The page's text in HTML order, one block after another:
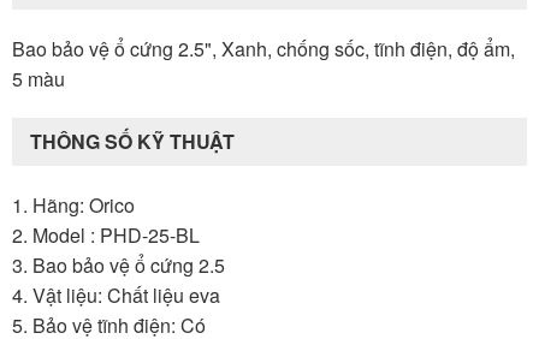
Bao bảo vệ ổ cứng 2.5", Xanh, chống sốc, tĩnh điện, độ ẩm,
5 màu
THÔNG SỐ KỸ THUẬT
1. Hãng: Orico
2. Model : PHD-25-BL
3. Bao bảo vệ ổ cứng 2.5
4. Vật liệu: Chất liệu eva
5. Bảo vệ tĩnh điện: Có